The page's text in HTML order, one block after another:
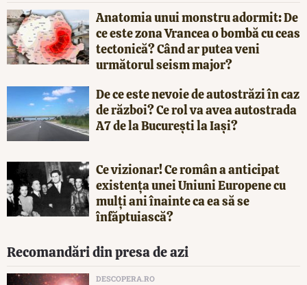
Anatomia unui monstru adormit: De
ce este zona Vrancea o bombă cu ceas
tectonică? Când ar putea veni
următorul seism major?
De ce este nevoie de autostrăzi în caz
de război? Ce rol va avea autostrada
A7 de la București la Iași?
Ce vizionar! Ce român a anticipat
existența unei Uniuni Europene cu
mulți ani înainte ca ea să se
înfăptuiască?
Recomandări din presa de azi
DESCOPERA.RO